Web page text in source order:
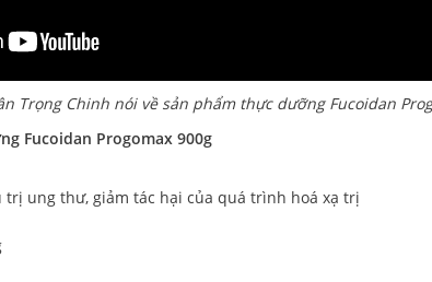
Trọng Chinh nói về sản phẩm thực dưỡng Fucoidan
Fucoidan Progomax 900g
trị ung thư, giảm tác hại của quá trình hoá xạ trị